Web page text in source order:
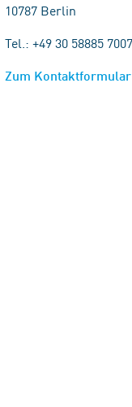
10787 Berlin
Tel.: +49 30 58885
Zum Kontaktformular